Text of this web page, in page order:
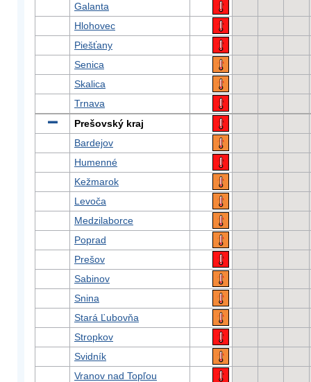
Galanta
Hlohovec
Piešťany
Senica
Skalica
Trnava
Prešovský kraj
Bardejov
Humenné
Kežmarok
Levoča
Medzilaborce
Poprad
Prešov
Sabinov
Snina
Stará Ľubovňa
Stropkov
Svidník
Vranov nad Topľou